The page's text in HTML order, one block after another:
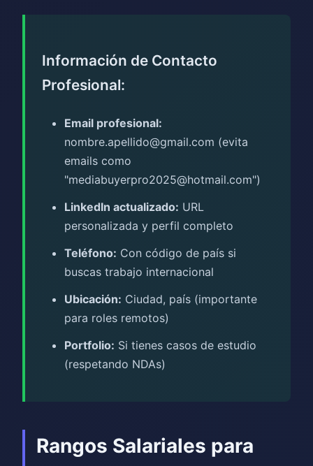
Información de Contacto
Profesional:
Email profesional:
nombre.apellido@gmail.com (evita
emails como
"mediabuyerpro2025@hotmail.com")
LinkedIn actualizado: URL
personalizada y perfil completo
Teléfono: Con código de país si
buscas trabajo internacional
Ubicación: Ciudad, país (importante
para roles remotos)
Portfolio: Si tienes casos de estudio
(respetando NDAs)
Rangos Salariales para